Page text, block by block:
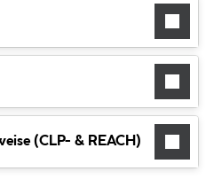
(CLP- & REACH)